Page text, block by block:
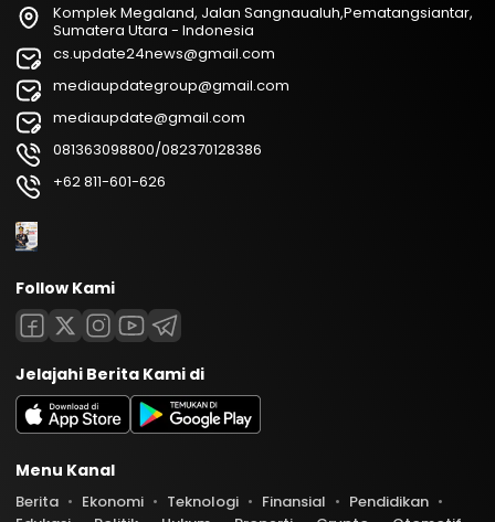
Komplek Megaland, Jalan Sangnaualuh,Pematangsiantar,
Sumatera Utara - Indonesia
cs.update24news@gmail.com
mediaupdategroup@gmail.com
mediaupdate@gmail.com
081363098800/082370128386
+62 811-601-626
Follow Kami
Jelajahi Berita Kami di
Menu Kanal
Berita Ekonomi Teknologi Finansial
Pendidikan